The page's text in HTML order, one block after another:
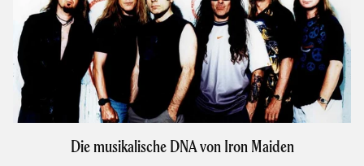
Die musikalische DNA von Iron Maiden